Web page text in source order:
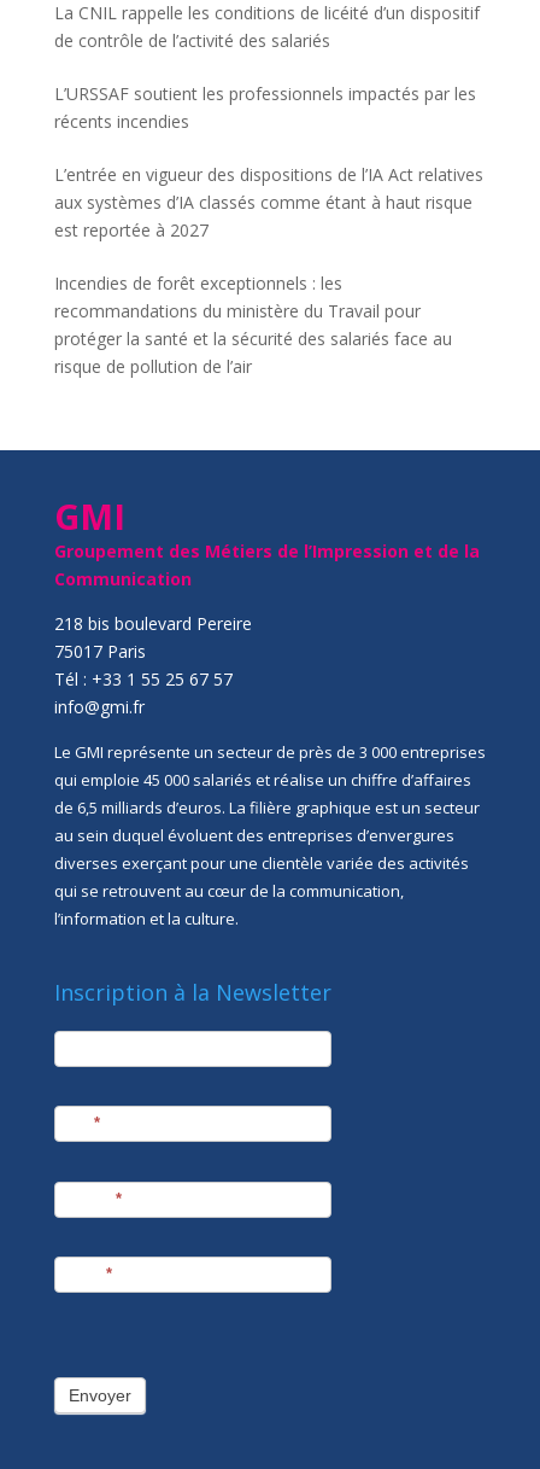
La CNIL rappelle les conditions de licéité d’un dispositif
de contrôle de l’activité des salariés
L’URSSAF soutient les professionnels impactés par les
récents incendies
L’entrée en vigueur des dispositions de l’IA Act relatives
aux systèmes d’IA classés comme étant à haut risque
est reportée à 2027
Incendies de forêt exceptionnels : les
recommandations du ministère du Travail pour
protéger la santé et la sécurité des salariés face au
risque de pollution de l’air
GMI
Groupement des Métiers de l’Impression et de la
Communication
218 bis boulevard Pereire
75017 Paris
Tél : +33 1 55 25 67 57
info@gmi.fr
Le GMI représente un secteur de près de 3 000 entreprises
qui emploie 45 000 salariés et réalise un chiffre d’affaires
de 6,5 milliards d’euros. La filière graphique est un secteur
au sein duquel évoluent des entreprises d’envergures
diverses exerçant pour une clientèle variée des activités
qui se retrouvent au cœur de la communication,
l’information et la culture.
Inscription à la Newsletter
newsletter
*
*
*
Envoyer